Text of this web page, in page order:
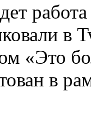
в
«Это
в